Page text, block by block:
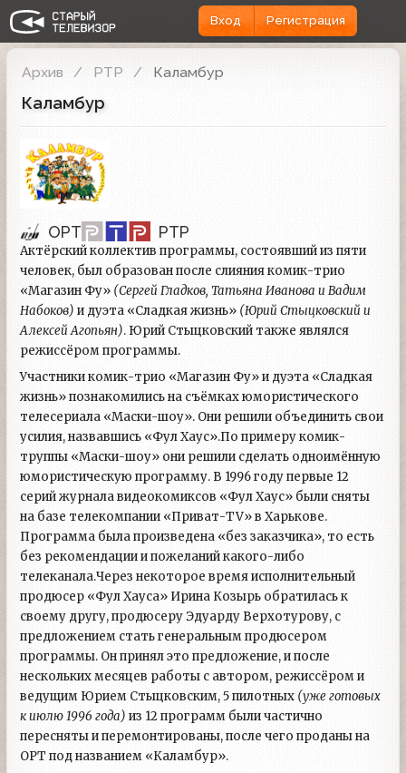
Вход Регистрация
Архив РТР Каламбур
Каламбур
ОРТ РТР
Актёрский коллектив программы, состоявший из пяти
человек, был образован после слияния комик-трио
«Магазин Фу» (Сергей Гладков, Татьяна Иванова и Вадим
Набоков) и дуэта «Сладкая жизнь» (Юрий Стыцковский и
Алексей Агопьян). Юрий Стыцковский также являлся
режиссёром программы.
Участники комик-трио «Магазин Фу» и дуэта «Сладкая
жизнь» познакомились на съёмках юмористического
телесериала «Маски-шоу». Они решили объединить свои
усилия, назвавшись «Фул Хаус».По примеру комик-
труппы «Маски-шоу» они решили сделать одноимённую
юмористическую программу. В 1996 году первые 12
серий журнала видеокомиксов «Фул Хаус» были сняты
на базе телекомпании «Приват-TV» в Харькове.
Программа была произведена «без заказчика», то есть
без рекомендации и пожеланий какого-либо
телеканала.Через некоторое время исполнительный
продюсер «Фул Хауса» Ирина Козырь обратилась к
своему другу, продюсеру Эдуарду Верхотурову, с
предложением стать генеральным продюсером
программы. Он принял это предложение, и после
нескольких месяцев работы с автором, режиссёром и
ведущим Юрием Стыцковским, 5 пилотных (уже готовых
к июлю 1996 года) из 12 программ были частично
пересняты и перемонтированы, после чего проданы на
ОРТ под названием «Каламбур».